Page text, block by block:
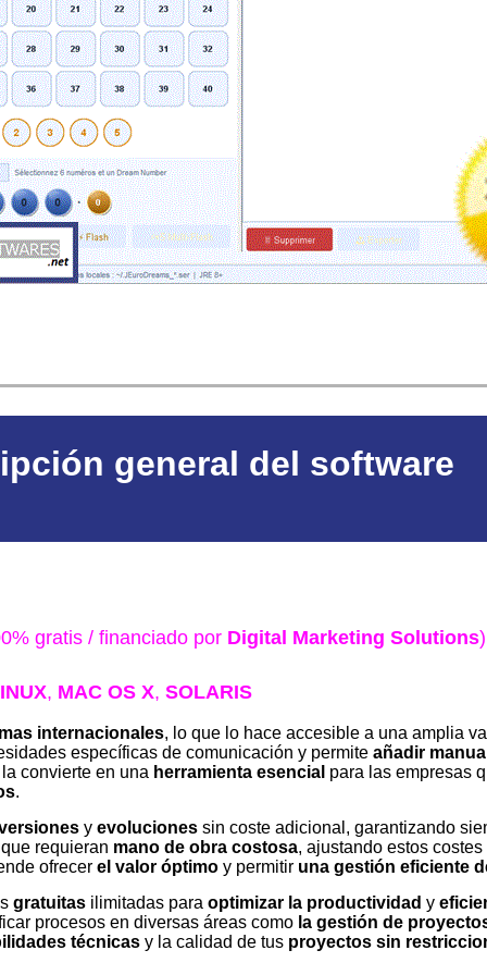
general del software
gratis / financiado por Digital Marketing Solutions)
, MAC OS X, SOLARIS
internacionales, lo que lo hace accesible a una amplia
específicas de comunicación y permite añadir
convierte en una herramienta esencial para las empresas
.
y evoluciones sin coste adicional, garantizando
requieran mano de obra costosa, ajustando estos
ofrecer el valor óptimo y permitir una gestión eficiente
gratuitas ilimitadas para optimizar la productividad y
procesos en diversas áreas como la gestión de
técnicas y la calidad de tus proyectos sin